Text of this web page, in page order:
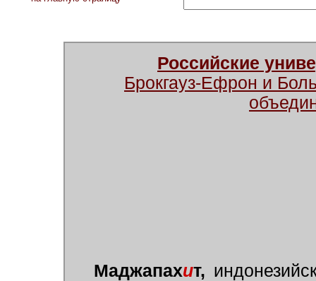
Российские
Брокгауз-Ефрон и
Маджапахит,